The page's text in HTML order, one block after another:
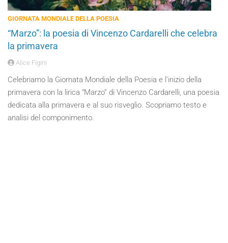
GIORNATA MONDIALE DELLA POESIA
“Marzo”: la poesia di Vincenzo Cardarelli che celebra
la primavera
Alice Figini
Celebriamo la Giornata Mondiale della Poesia e l’inizio della
primavera con la lirica “Marzo” di Vincenzo Cardarelli, una poesia
dedicata alla primavera e al suo risveglio. Scopriamo testo e
analisi del componimento.